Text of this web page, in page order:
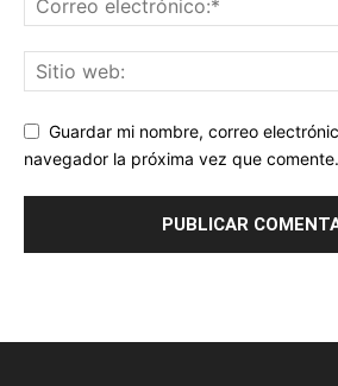
Guardar mi nombre, correo
navegador la próxima vez que comente.